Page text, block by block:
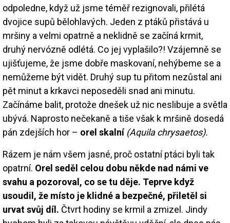
odpoledne, když už jsme téměř rezignovali, přilétá
dvojice supů bělohlavých. Jeden z ptáků přistává u
mršiny a velmi opatrně a neklidně se začíná krmit,
druhý nervózně odlétá. Co jej vyplašilo?! Vzájemně se
ujišťujeme, že jsme dobře maskovaní, nehýbeme se a
nemůžeme být vidět. Druhý sup tu přitom nezůstal ani
pět minut a krkavci neposeděli snad ani minutu.
Začínáme balit, protože dnešek už nic neslibuje a světla
ubývá. Naprosto nečekaně a tiše však k mršině dosedá
pán zdejších hor – orel skalní(Aquila chrysaetos).
Rázem je nám všem jasné, proč ostatní ptáci byli tak
opatrní. Orel seděl celou dobu někde nad námi ve
svahu a pozoroval, co se tu děje. Teprve když
usoudil, že místo je klidné a bezpečné, přiletěl si
urvat svůj díl. Čtvrt hodiny se krmil a zmizel. Jindy